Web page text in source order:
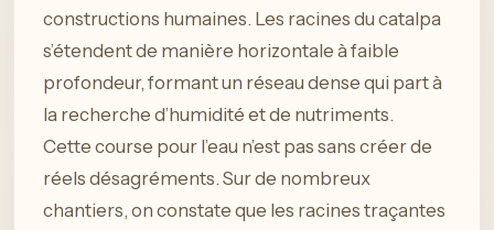
constructions humaines. Les racines du catalpa
s’étendent de manière horizontale à faible
profondeur, formant un réseau dense qui part à
la recherche d’humidité et de nutriments.
Cette course pour l’eau n’est pas sans créer de
réels désagréments. Sur de nombreux
chantiers, on constate que les racines traçantes